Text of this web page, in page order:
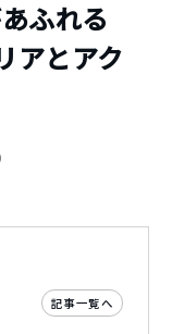
ふれる
アとアク
記事一覧へ